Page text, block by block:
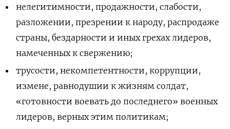
нелегитимности, продажности, слабости,
разложении, презрении к народу, распродаже
страны, бездарности и иных грехах лидеров,
намеченных к свержению;
трусости, некомпетентности, коррупции,
измене, равнодушии к жизням солдат,
«готовности воевать до последнего» военных
лидеров, верных этим политикам;